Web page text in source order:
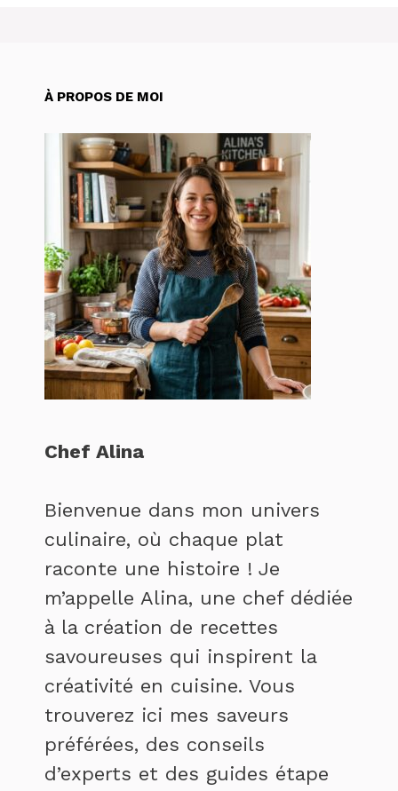
À PROPOS DE MOI
Chef Alina
Bienvenue dans mon univers
culinaire, où chaque plat
raconte une histoire ! Je
m’appelle Alina, une chef dédiée
à la création de recettes
savoureuses qui inspirent la
créativité en cuisine. Vous
trouverez ici mes saveurs
préférées, des conseils
d’experts et des guides étape